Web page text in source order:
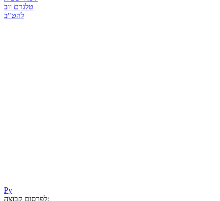
טלגרם ווב
להט"ב
Ру
לפרסום קבוצה: